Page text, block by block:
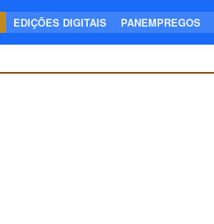
EDIÇÕES DIGITAIS PANEMPREGOS